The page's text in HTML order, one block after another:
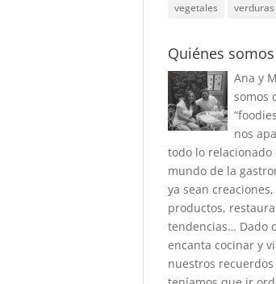
vegetales
verduras
Quiénes somos
Ana y
somos
nos
todo lo relacionado
mundo de la
ya sean creaciones,
productos,
tendencias… Dado
encanta cocinar y
nuestros recuerdos